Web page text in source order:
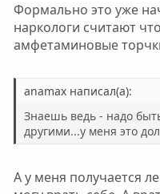
Формально это уже
наркологи считают
амфетаминовые
anamax написал(а):
Знаешь ведь - надо
другими...у меня это
А у меня получается